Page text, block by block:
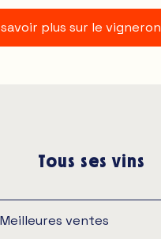
plus sur le vigneron
Tous ses vins